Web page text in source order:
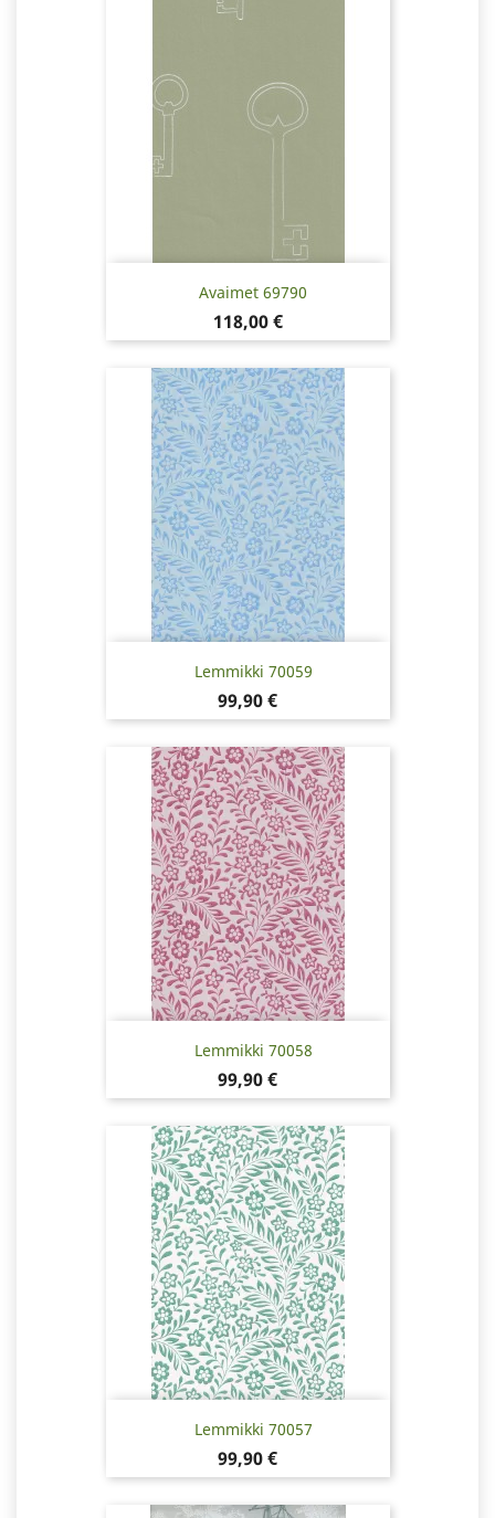
Avaimet 69790
Hinta
118,00 €
Lemmikki 70059
Hinta
99,90 €
Lemmikki 70058
Hinta
99,90 €
Lemmikki 70057
Hinta
99,90 €